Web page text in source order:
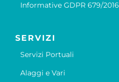
Informative GDPR 679/2016
SERVIZI
Servizi Portuali
Alaggi e Vari